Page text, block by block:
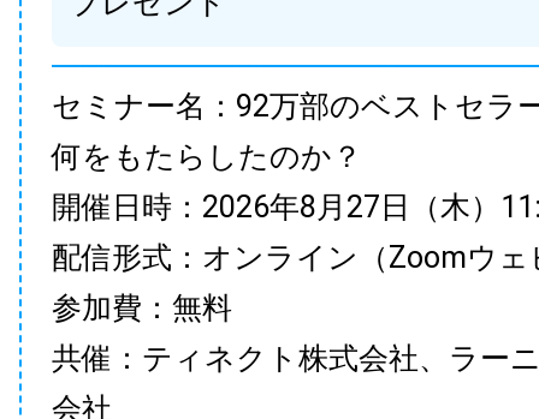
セミナー名：92万部のベストセラ
何をもたらしたのか？
開催日時：2026年8月27日（木）
配信形式：オンライン（Zoomウェ
参加費：無料
共催：ティネクト株式会社、ラー
会社